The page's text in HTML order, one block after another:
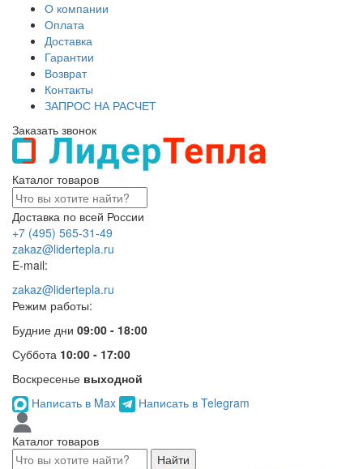
О компании
Оплата
Доставка
Гарантии
Возврат
Контакты
ЗАПРОС НА РАСЧЕТ
Заказать звонок
Каталог товаров
Доставка по всей России
+7 (495) 565-31-49
zakaz@lidertepla.ru
E-mail:
zakaz@lidertepla.ru
Режим работы:
Будние дни 09:00 - 18:00
Суббота 10:00 - 17:00
Воскресенье выходной
Написать в Max
Написать в Telegram
Каталог товаров
Найти